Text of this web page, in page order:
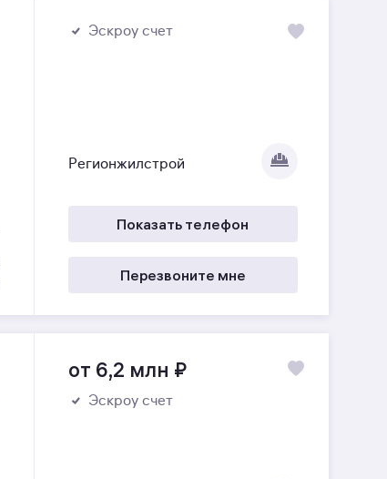
Эскроу счет
Регионжилстрой
Показать телефон
Перезвоните мне
от 6,2 млн ₽
Эскроу счет